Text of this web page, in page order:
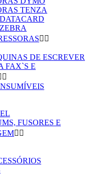
TENZA
 
DE ESCREVER
FAX`S E

FUSORES E
 